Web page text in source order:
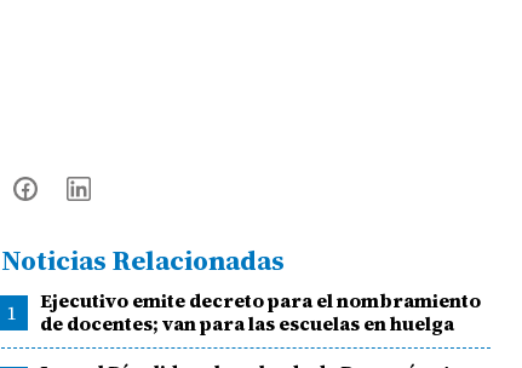
Noticias Relacionadas
1
Ejecutivo emite decreto para el nombramiento
de docentes; van para las escuelas en huelga